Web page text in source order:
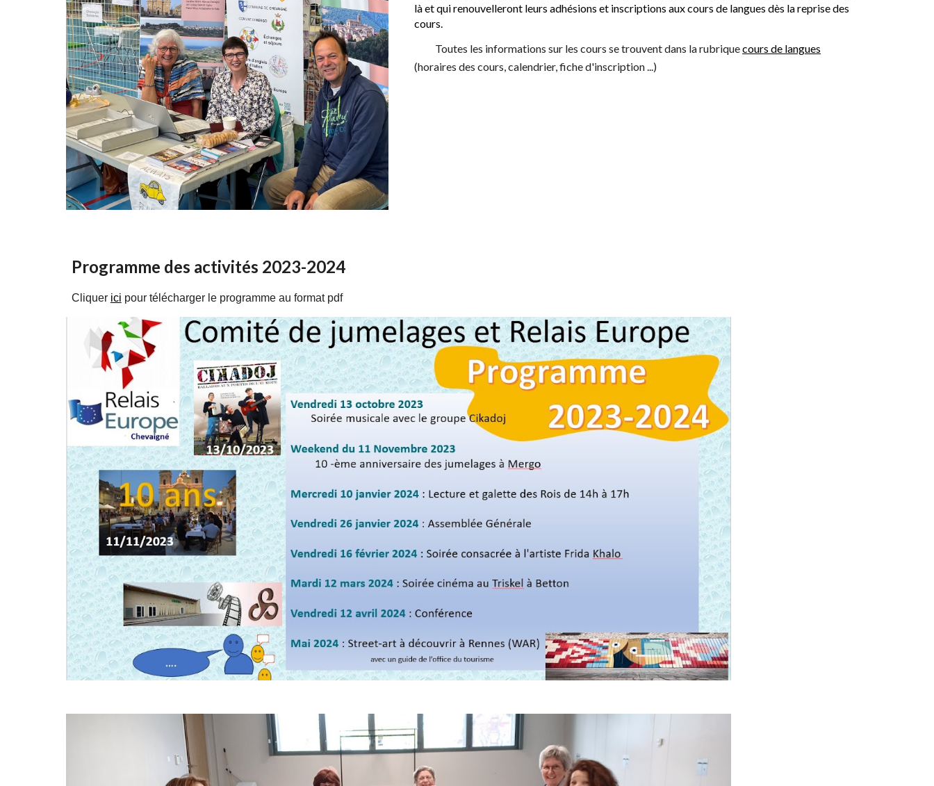
là et qui renouvelleront leurs adhésions et inscriptions aux cours de langues dès la reprise des
cours.
Toutes les informations sur les cours se trouvent dans la rubriquecours de langues
(horaires des cours, calendrier, fiche d'inscription ...)
Programme des activités 2023-2024
Cliquer ici pour télécharger le programme au format pdf